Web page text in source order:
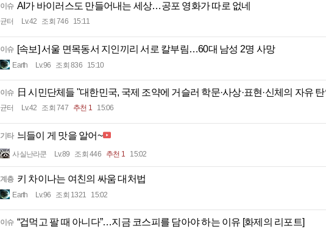
이슈 AI가 바이러스도 만들어내는 세상…공포 영화가 따로 없네
균터 Lv.42 조회 746 15:11
이슈 [속보] 서울 면목동서 지인끼리 서로 칼부림…60대 남성 2명 사망
Earth Lv.96 조회 836 15:10
이슈 日 시민단체들 "대한민국, 국제 조약에 거슬러 학문·사상·표현·신체의 자유
균터 Lv.42 조회 747 추천 1 15:06
기타 늬들이 게 맛을 알어~
사실난라쿤 Lv.89 조회 446 추천 1 15:02
계층 키 차이나는 여친의 싸움 대처법
Earth Lv.96 조회 1321 15:02
이슈 “겁먹고 팔 때 아니다”…지금 코스피를 담아야 하는 이유 [화제의 리포트]